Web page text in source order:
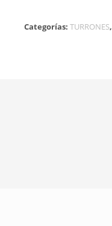
Categorías: TURRONES,